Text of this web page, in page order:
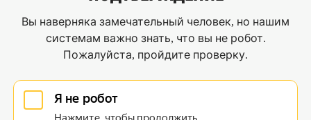
Вы наверняка замечательный человек, но нашим
системам важно знать, что вы не робот.
Пожалуйста, пройдите проверку.